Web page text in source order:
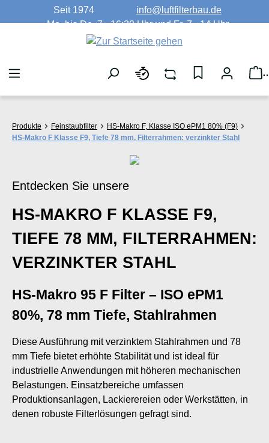
Zum Hauptinhalt springen
Seit 1974
info@luftfilterbau.de
Mo. bis Do. 7 - 16:30 Uhr und Fr. 7 - 14 Uhr
Produkte Feinstaubfilter
HS-Makro F, Klasse ISO ePM1 80% (F9)
HS-Makro F Klasse F9, Tiefe 78 mm, Filterrahmen: verzinkter Stahl
Entdecken Sie unsere
HS-MAKRO F KLASSE F9,
TIEFE 78 MM, FILTERRAHMEN:
VERZINKTER STAHL
HS-Makro 95 F Filter – ISO ePM1
80%, 78 mm Tiefe, Stahlrahmen
Diese Ausführung mit verzinktem Stahlrahmen und 78
mm Tiefe bietet erhöhte Stabilität und ist ideal für
industrielle Anwendungen mit höheren mechanischen
Belastungen. Einsatzbereiche umfassen
Produktionsanlagen, Lackierereien oder Werkstätten, in
denen robuste Filterlösungen gefragt sind.